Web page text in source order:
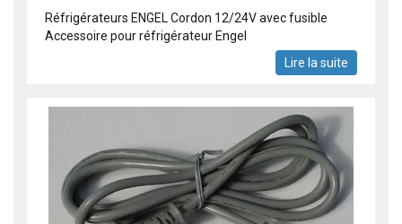
Réfrigérateurs ENGEL Cordon 12/24V avec fusible
Accessoire pour réfrigérateur Engel
Lire la suite